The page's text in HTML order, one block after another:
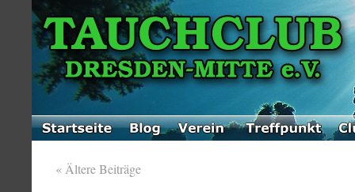
« Ältere Beiträge